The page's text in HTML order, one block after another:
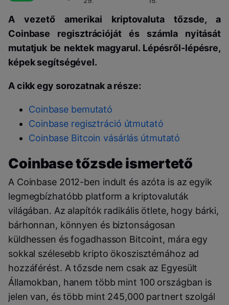
A vezető amerikai kriptovaluta tőzsde, a
Coinbase regisztrációját és számla nyitását
mutatjuk be nektek magyarul. Lépésről-lépésre,
képek segítségével.
A cikk egy sorozatnak a része:
Coinbase bemutató
Coinbase regisztráció útmutató
Coinbase Bitcoin vásárlás útmutató
Coinbase tőzsde ismertető
A Coinbase 2012-ben indult és azóta is az egyik
legmegbízhatóbb platform a kriptovaluták
világában. Az alapítók radikális ötlete, hogy bárki,
bárhonnan, könnyen és biztonságosan
küldhessen és fogadhasson Bitcoint, mára egy
sokkal szélesebb kripto ökoszisztémához ad
hozzáférést. A tőzsde nem csak az Egyesült
Államokban, hanem több mint 100 országban is
jelen van, és több mint 245,000 partnert szolgál